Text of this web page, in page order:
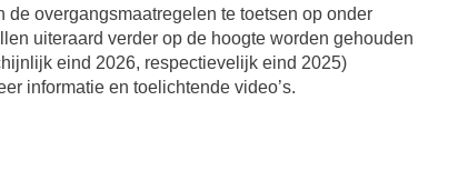
overgangsmaatregelen te toetsen op onder
uiteraard verder op de hoogte worden gehouden
eind 2026, respectievelijk eind 2025)
informatie en toelichtende video’s.